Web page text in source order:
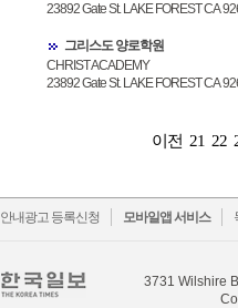
23892 Gate St. LAKE FOREST CA
그리스도 양로학원
CHRIST ACADEMY
23892 Gate St. LAKE FOREST CA
이전 21 22
안내광고 등록신청 모바일앱 서비스
3731 Wilshire